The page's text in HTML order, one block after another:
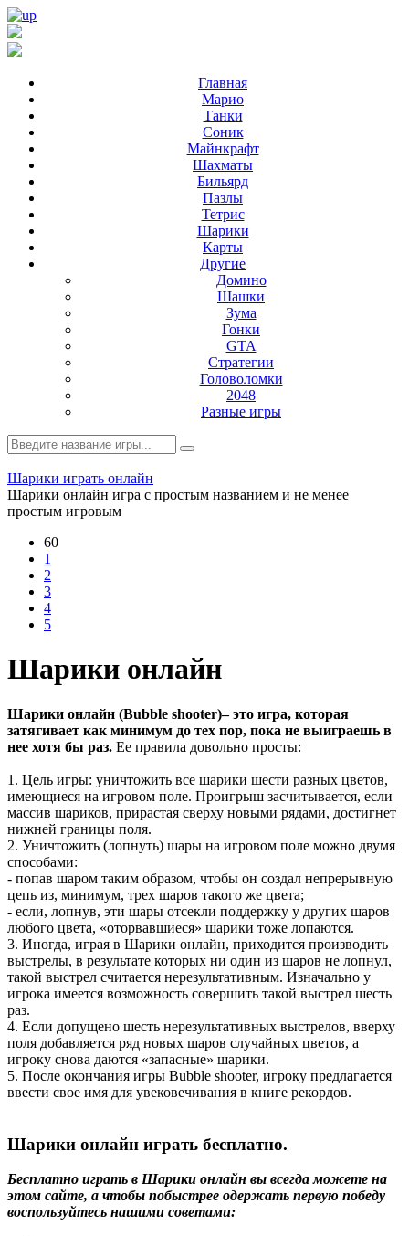
Главная
Марио
Танки
Соник
Майнкрафт
Шахматы
Бильярд
Пазлы
Тетрис
Шарики
Карты
Другие
Домино
Шашки
Зума
Гонки
GTA
Стратегии
Головоломки
2048
Разные игры
Шарики играть онлайн
Шарики онлайн игра с простым названием и не менее
простым игровым
60
1
2
3
4
5
Шарики онлайн
Шарики онлайн (Bubble shooter)– это игра, которая
затягивает как минимум до тех пор, пока не выиграешь в
нее хотя бы раз. Ее правила довольно просты:
1. Цель игры: уничтожить все шарики шести разных цветов,
имеющиеся на игровом поле. Проигрыш засчитывается, если
массив шариков, прирастая сверху новыми рядами, достигнет
нижней границы поля.
2. Уничтожить (лопнуть) шары на игровом поле можно двумя
способами:
- попав шаром таким образом, чтобы он создал непрерывную
цепь из, минимум, трех шаров такого же цвета;
- если, лопнув, эти шары отсекли поддержку у других шаров
любого цвета, «оторвавшиеся» шарики тоже лопаются.
3. Иногда, играя в Шарики онлайн, приходится производить
выстрелы, в результате которых ни один из шаров не лопнул,
такой выстрел считается нерезультативным. Изначально у
игрока имеется возможность совершить такой выстрел шесть
раз.
4. Если допущено шесть нерезультативных выстрелов, вверху
поля добавляется ряд новых шаров случайных цветов, а
игроку снова даются «запасные» шарики.
5. После окончания игры Bubble shooter, игроку предлагается
ввести свое имя для увековечивания в книге рекордов.
Шарики онлайн играть бесплатно.
Бесплатно играть в Шарики онлайн вы всегда можете на
этом сайте, а чтобы побыстрее одержать первую победу
воспользуйтесь нашими советами: